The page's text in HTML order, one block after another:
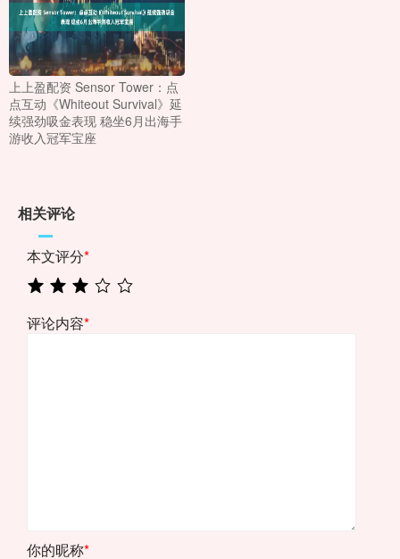
上上盈配资 Sensor Tower：点
点互动《Whiteout Survival》延
续强劲吸金表现 稳坐6月出海手
游收入冠军宝座
相关评论
本文评分*
评论内容*
你的昵称*